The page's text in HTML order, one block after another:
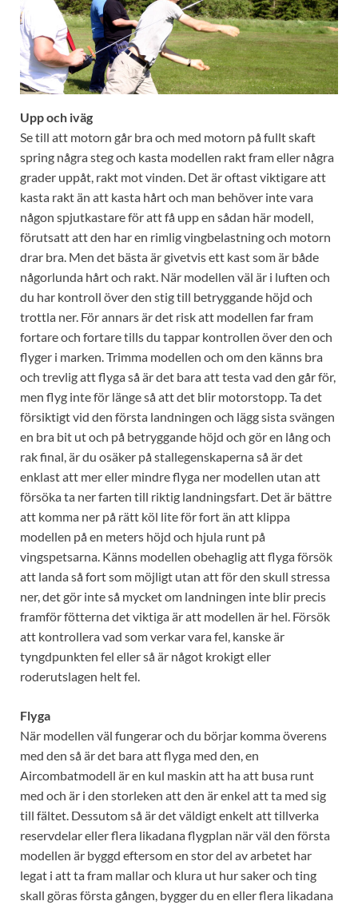
Upp och iväg
Se till att motorn går bra och med motorn på fullt skaft
spring några steg och kasta modellen rakt fram eller några
grader uppåt, rakt mot vinden. Det är oftast viktigare att
kasta rakt än att kasta hårt och man behöver inte vara
någon spjutkastare för att få upp en sådan här modell,
förutsatt att den har en rimlig vingbelastning och motorn
drar bra. Men det bästa är givetvis ett kast som är både
någorlunda hårt och rakt. När modellen väl är i luften och
du har kontroll över den stig till betryggande höjd och
trottla ner. För annars är det risk att modellen far fram
fortare och fortare tills du tappar kontrollen över den och
flyger i marken. Trimma modellen och om den känns bra
och trevlig att flyga så är det bara att testa vad den går för,
men flyg inte för länge så att det blir motorstopp. Ta det
försiktigt vid den första landningen och lägg sista svängen
en bra bit ut och på betryggande höjd och gör en lång och
rak final, är du osäker på stallegenskaperna så är det
enklast att mer eller mindre flyga ner modellen utan att
försöka ta ner farten till riktig landningsfart. Det är bättre
att komma ner på rätt köl lite för fort än att klippa
modellen på en meters höjd och hjula runt på
vingspetsarna. Känns modellen obehaglig att flyga försök
att landa så fort som möjligt utan att för den skull stressa
ner, det gör inte så mycket om landningen inte blir precis
framför fötterna det viktiga är att modellen är hel. Försök
att kontrollera vad som verkar vara fel, kanske är
tyngdpunkten fel eller så är något krokigt eller
roderutslagen helt fel.
Flyga
När modellen väl fungerar och du börjar komma överens
med den så är det bara att flyga med den, en
Aircombatmodell är en kul maskin att ha att busa runt
med och är i den storleken att den är enkel att ta med sig
till fältet. Dessutom så är det väldigt enkelt att tillverka
reservdelar eller flera likadana flygplan när väl den första
modellen är byggd eftersom en stor del av arbetet har
legat i att ta fram mallar och klura ut hur saker och ting
skall göras första gången, bygger du en eller flera likadana